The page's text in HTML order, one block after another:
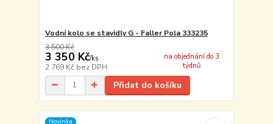
Vodní kolo se stavidly G - Faller Pola 333235
3 500 Kč
3 350 Kč/ks
2 769 Kč bez DPH
na objednání do 3
týdnů
Přidat do košíku
Novinka